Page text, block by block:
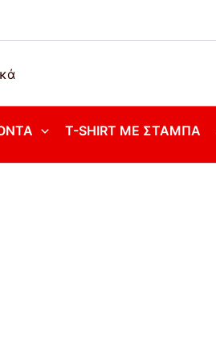
T-SHIRT ΜΕ ΣΤΆΜΠΑ